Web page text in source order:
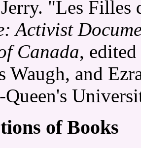
"Les
Activist
Canada,
Waugh, and
of Books